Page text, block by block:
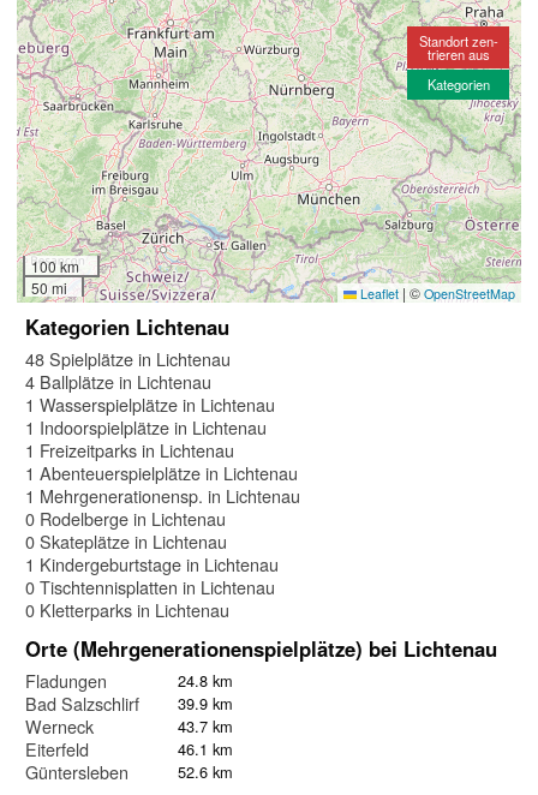
100 km
50 mi
Leaflet | © OpenStreetMap
Standort zen-
trieren aus
Kategorien
Kategorien Lichtenau
48 Spielplätze in Lichtenau
4 Ballplätze in Lichtenau
1 Wasserspielplätze in Lichtenau
1 Indoorspielplätze in Lichtenau
1 Freizeitparks in Lichtenau
1 Abenteuerspielplätze in Lichtenau
1 Mehrgenerationensp. in Lichtenau
0 Rodelberge in Lichtenau
0 Skateplätze in Lichtenau
1 Kindergeburtstage in Lichtenau
0 Tischtennisplatten in Lichtenau
0 Kletterparks in Lichtenau
Orte (Mehrgenerationenspielplätze) bei Lichtenau
Fladungen 24.8 km
Bad Salzschlirf 39.9 km
Werneck 43.7 km
Eiterfeld 46.1 km
Güntersleben 52.6 km